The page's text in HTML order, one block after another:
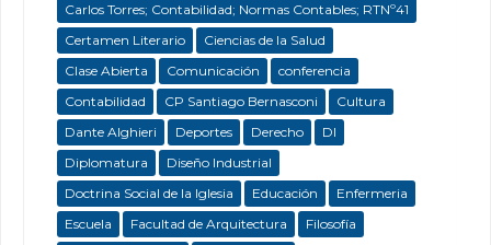
Carlos Torres; Contabilidad; Normas Contables; RTNº41
Certamen Literario
Ciencias de la Salud
Clase Abierta
Comunicación
conferencia
Contabilidad
CP Santiago Bernasconi
Cultura
Dante Alghieri
Deportes Derecho
DI
Diplomatura
Diseño Industrial
Doctrina Social de la Iglesia
Educación
Enfermeria
Escuela
Facultad de Arquitectura
Filosofía